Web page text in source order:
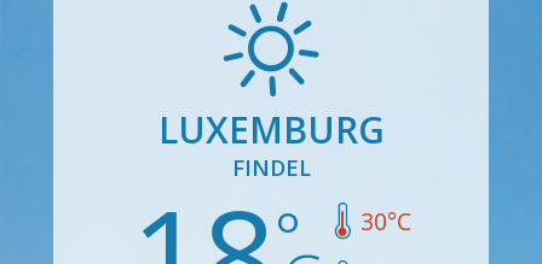
LUXEMBURG
FINDEL
30°C